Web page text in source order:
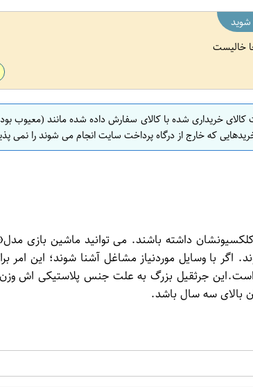
شوید
خالیست
خریداری شده با کالای سفارش داده شده مانند (معیوب
که خارج از درگاه پرداخت سایت انجام می شوند را نمی
داشته باشند. می توانید ماشین بازی
با وسایل موردنیاز مشاغل آشنا شوند؛ این امر
جرثقیل بزرگ به علت جنس پلاستیکی اش وزن
بالای سه سال باشد.